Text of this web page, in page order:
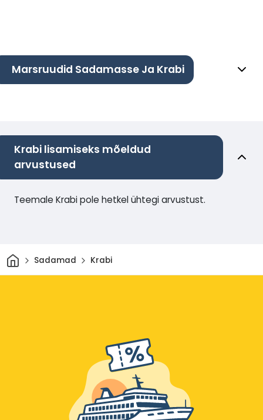
Marsruudid Sadamasse Ja Krabi
Krabi lisamiseks mõeldud
arvustused
Teemale Krabi pole hetkel ühtegi arvustust.
Avaleht
Sadamad Krabi